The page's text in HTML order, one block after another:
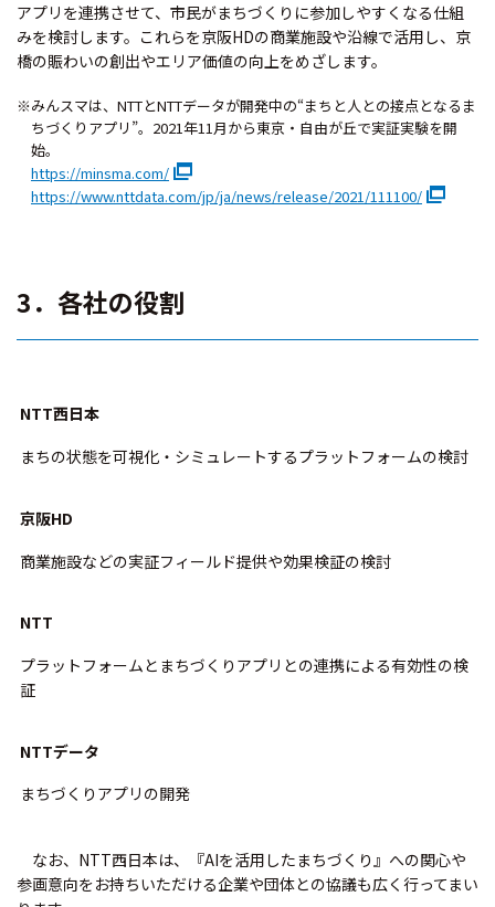
アプリを連携させて、市民がまちづくりに参加しやすくなる仕組
みを検討します。これらを京阪HDの商業施設や沿線で活用し、京
橋の賑わいの創出やエリア価値の向上をめざします。
※みんスマは、NTTとNTTデータが開発中の“まちと人との接点となるま
ちづくりアプリ”。2021年11月から東京・自由が丘で実証実験を開
始。
https://minsma.com/
https://www.nttdata.com/jp/ja/news/release/2021/111100/
3．各社の役割
NTT西日本
まちの状態を可視化・シミュレートするプラットフォームの検討
京阪HD
商業施設などの実証フィールド提供や効果検証の検討
NTT
プラットフォームとまちづくりアプリとの連携による有効性の検
証
NTTデータ
まちづくりアプリの開発
なお、NTT西日本は、『AIを活用したまちづくり』への関心や
参画意向をお持ちいただける企業や団体との協議も広く行ってまい